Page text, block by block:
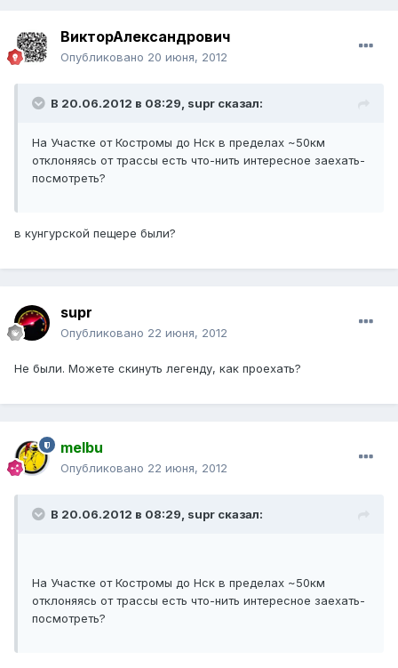
ВикторАлександрович
Опубликовано 20 июня, 2012
В 20.06.2012 в 08:29, supr сказал:
На Участке от Костромы до Нск в пределах ~50км
отклоняясь от трассы есть что-нить интересное заехать-
посмотреть?
в кунгурской пещере были?
supr
Опубликовано 22 июня, 2012
Не были. Можете скинуть легенду, как проехать?
melbu
Опубликовано 22 июня, 2012
В 20.06.2012 в 08:29, supr сказал:
На Участке от Костромы до Нск в пределах ~50км
отклоняясь от трассы есть что-нить интересное заехать-
посмотреть?